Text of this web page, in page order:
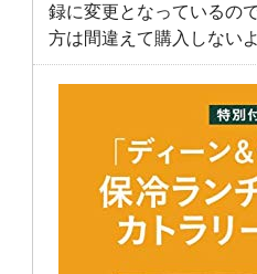
録に変更となっているの
方は間違えて購入しない